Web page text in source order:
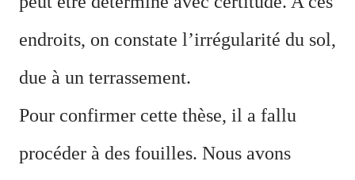
endroits, on constate l’irrégularité du sol,
due à un terrassement.
Pour confirmer cette thèse, il a fallu
procéder à des fouilles. Nous avons